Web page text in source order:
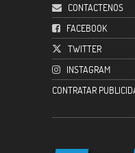
CONTACTENOS
FACEBOOK
TWITTER
INSTAGRAM
CONTRATAR